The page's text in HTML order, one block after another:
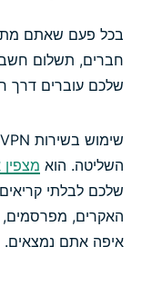
בכל פעם שאתם
חברים, תשלום
שלכם עוברים דרך
השליטה. הוא
שלכם לבלתי קריאים
האקרים, מפרסמים,
איפה אתם נמצאים.